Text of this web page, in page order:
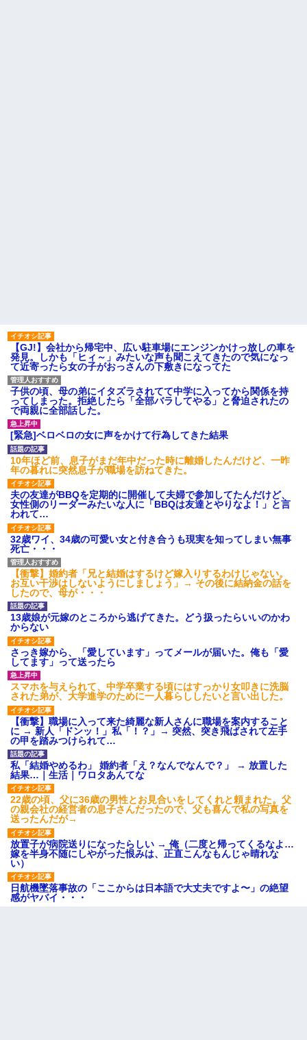
ション鳴らしてんだ！降りてこ
いよ！」と怒鳴りだし...
【衝撃】報酬100万円超の治験
募集がこちらｗｗｗｗｗ(※画像
あり)
【ネット騒然】惨殺されたタ
ワマン頂き女子のこの動画、す
げえええええｗｗｗｗｗｗｗｗ
ｗｗｗ
【愕然】白のクラウン俺氏、
高速道路左車線を制限速度で走
った結果wwwwwwwwwwww
百年の恋12-899 食べた量を
張り合ってくる
【悲報】佐藤輝明・・・２軍
でも盛大にやらかす←あまり悲
しませないでくれ
【GJ!】会社から帰宅中、広い駐車場にエンジンかけっ放しの車を
発見。しかも「ヒィ～」みたいな声も聞こえてきたので気になっ
て近寄ったら女の子がおっさんの下敷きになってた
子供の頃、母の弟にイタズラされてて中学に入ってから関係を持
ってしまった。拒絶したら「全部バラしてやる」と脅迫されたの
で両親に全部話した。
[緊急]ベロベロの女に声をかけて行為してきた結果
10年ほど前、息子がまだ年中だった時に離婚したんだけど、一昨
年の暮れに突然息子が職場を訪ねてきた。
夫の友達がBBQを定期的に開催して夫婦で参加してたんだけど、
女性側のリーダーみたいな人に「BBQは友達とやりなよ！」と言
われて…
32歳ワイ、34歳の可愛い女と付き合うも現実を知ってしまい無事
死亡・・・
【衝撃】婚約者「兄と結婚はするけど嫁入りするわけじゃない。
お互い干渉はしないようにしましょう」→ その後に結納金の話を
したので、母が・・・
13歳娘が元嫁のところから逃げてきた。どう扱ったらいいのかわ
からない
さっき嫁から、「愛しています」ってメールが届いた。俺も「愛
してます」って送ったら
スマホを与えられて、中学卒業する頃にはすっかり女叩きに洗脳
された弟が、大学進学のために一人暮らししたいと言い出した。
【衝撃】職場に入って来た綺麗な新人さんに職場を案内すること
に → 新人「ドンッ！」私「！？」→ 突然、突き飛ばされて左手
の甲を踏みつけられて…
私「結婚やめるわ」 婚約者「え？なんでなんで？」 → 放置した
結果…｜生活｜ワロタあんてな
22歳の頃、父に36歳の男性とお見合いをしてくれと頼まれた。父
の親会社の経営者の息子さんだったので、父も喜んで私の写真を
送ったんだが→
放置子が病院送りになったらしい → 俺（二度と帰ってくるなよ…
嫁を半身不随にしやがった恨みは、正直こんなもんじゃ晴れな
い）
日航機墜落事故の「ここからは日本語で大丈夫ですよ〜」の絶望
感がヤバイ・・・